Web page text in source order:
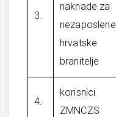
3.
naknade za
nezaposlene
hrvatske
branitelje
4.
korisnici
ZMNCZS